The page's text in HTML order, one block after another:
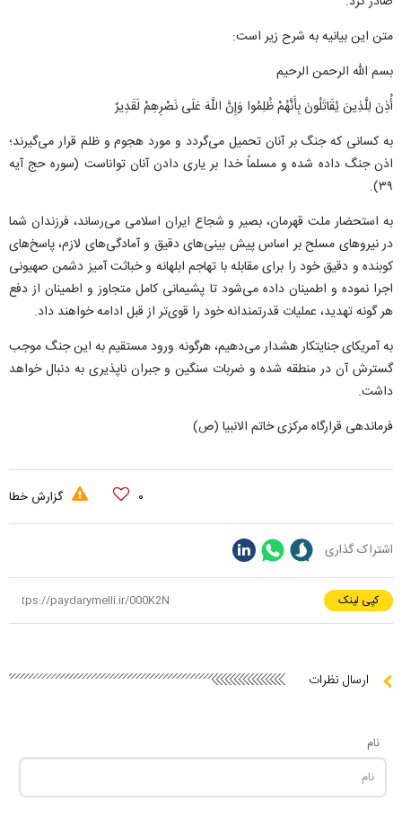
متن این بیانیه به شرح زیر است:
بسم الله الرحمن الرحیم
أُذِنَ لِلَّذِینَ یُقَاتَلُونَ بِأَنَّهُمْ ظُلِمُوا وَإِنَّ اللَّهَ عَلَی نَصْرِهِمْ لَقَدِیرٌ
به کسانی که جنگ بر آنان تحمیل می‌گردد و مورد هجوم و ظلم قرار می‌گیرند؛
اذن جنگ داده شده و مسلماً خدا بر یاری دادن آنان تواناست (سوره حج آیه
۳۹).
به استحضار ملت قهرمان، بصیر و شجاع ایران اسلامی می‌رساند، فرزندان شما
در نیرو‌های مسلح بر اساس پیش بینی‌های دقیق و آمادگی‌های لازم، پاسخ‌های
کوبنده و دقیق خود را برای مقابله با تهاجم ابلهانه و خباثت آمیز دشمن صهیونی
اجرا نموده و اطمینان داده می‌شود تا پشیمانی کامل متجاوز و اطمینان از دفع
هر گونه تهدید، عملیات قدرتمندانه خود را قوی‌تر از قبل ادامه خواهند داد.
به آمریکای جنایتکار هشدار می‌دهیم، هرگونه ورود مستقیم به این جنگ موجب
گسترش آن در منطقه شده و ضربات سنگین و جبران ناپذیری به دنبال خواهد
داشت.
فرماندهی قرارگاه مرکزی خاتم الانبیا (ص)
۰ گزارش خطا
اشتراک گذاری
کپی لینک
ارسال نظرات
نام